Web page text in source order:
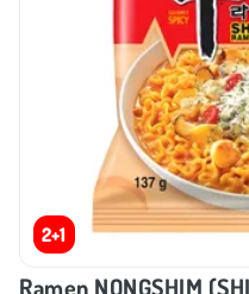
2+1
Ramen NONGSHIM